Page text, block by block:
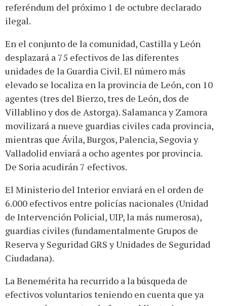
referéndum del próximo 1 de octubre declarado
ilegal.
En el conjunto de la comunidad, Castilla y León
desplazará a 75 efectivos de las diferentes
unidades de la Guardia Civil. El número más
elevado se localiza en la provincia de León, con 10
agentes (tres del Bierzo, tres de León, dos de
Villablino y dos de Astorga). Salamanca y Zamora
movilizará a nueve guardias civiles cada provincia,
mientras que Ávila, Burgos, Palencia, Segovia y
Valladolid enviará a ocho agentes por provincia.
De Soria acudirán 7 efectivos.
El Ministerio del Interior enviará en el orden de
6.000 efectivos entre policías nacionales (Unidad
de Intervención Policial, UIP, la más numerosa),
guardias civiles (fundamentalmente Grupos de
Reserva y Seguridad GRS y Unidades de Seguridad
Ciudadana).
La Benemérita ha recurrido a la búsqueda de
efectivos voluntarios teniendo en cuenta que ya